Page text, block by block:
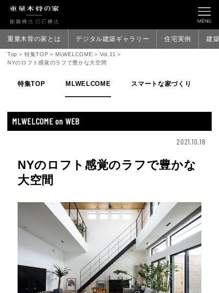
重量木骨の家とは デジタル建築ギャラリー 住宅実例 建
Top > 特集TOP > MLWELCOME > Vol.11 >
NYのロフト感覚のラフで豊かな大空間
特集TOP MLWELCOME スマートな家づくり
MLWELCOME on WEB
2021.10.18
NYのロフト感覚のラフで豊かな
大空間